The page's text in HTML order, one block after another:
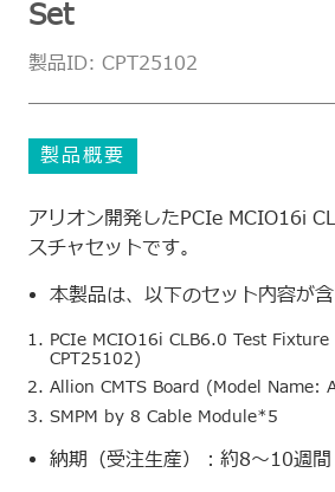
Set
製品ID: CPT25102
製品概要
アリオン開発したPCIe MCIO16i
スチャセットです。
本製品は、以下のセット内容が
PCIe MCIO16i CLB6.0 Test
CPT25102)
Allion CMTS Board (Model Name:
SMPM by 8 Cable Module*5
納期（受注生産）：約8～10週間